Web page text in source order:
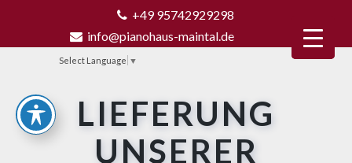
+49 95742929298
info@pianohaus-maintal.de
Select Language ▼
LIEFERUNG
UNSERER